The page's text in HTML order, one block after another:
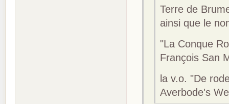
Terre de
ainsi que le
"La Conque
François San
la v.o. "De
Averbode's